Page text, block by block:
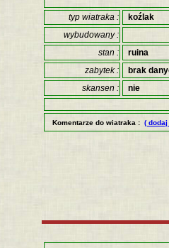
typ wiatraka :
koźlak
wybudowany :
stan :
ruina
zabytek :
brak
skansen :
nie
Komentarze do wiatraka : (